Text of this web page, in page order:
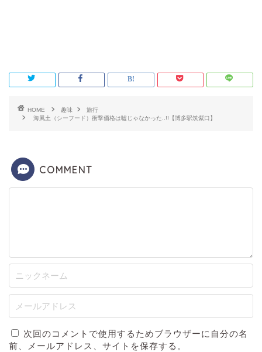
HOME 趣味
旅行
海風土（シーフード）衝撃価格は嘘じゃなかった..!!【博多駅筑紫口】
COMMENT
次回のコメントで使用するためブラウザーに自分の名
前、メールアドレス、サイトを保存する。